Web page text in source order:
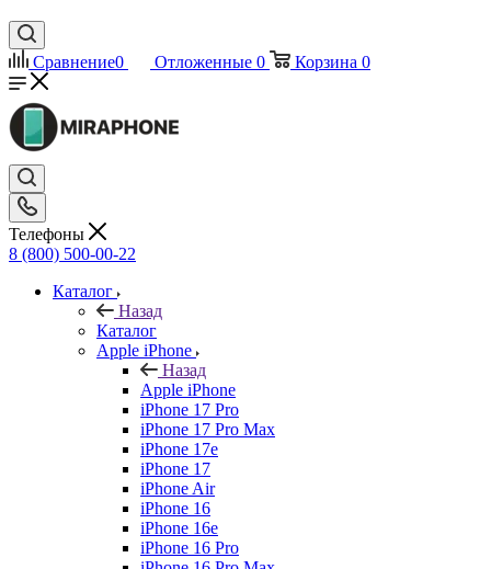
Сравнение0 Отложенные 0 Корзина 0
Телефоны
8 (800) 500-00-22
Каталог
Назад
Каталог
Apple iPhone
Назад
Apple iPhone
iPhone 17 Pro
iPhone 17 Pro Max
iPhone 17e
iPhone 17
iPhone Air
iPhone 16
iPhone 16e
iPhone 16 Pro